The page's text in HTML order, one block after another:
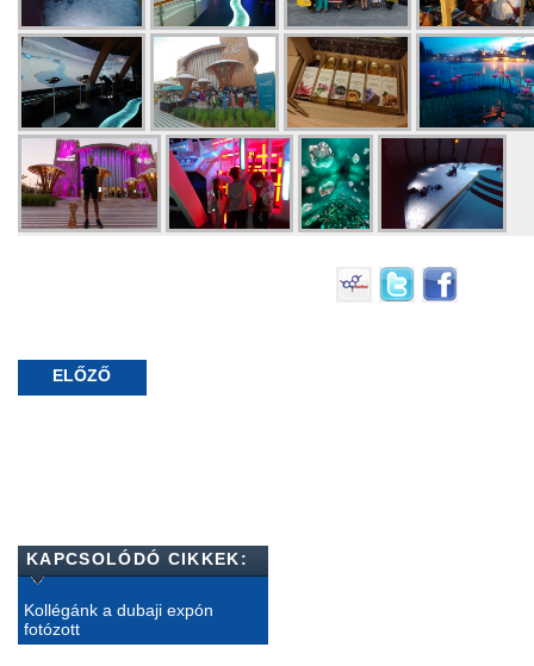
ELŐZŐ
KAPCSOLÓDÓ CIKKEK:
Kollégánk a dubaji expón
fotózott